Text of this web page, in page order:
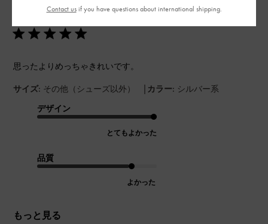
Nhiさんのレビュー
思ったよりめっちゃきれいです。
サイズ: その他（シューズ以外） | カラー: シルバー系
デザイン
とてもよかった
品質
よかった
もっと見る
Contact usif you have questions about international shipping.